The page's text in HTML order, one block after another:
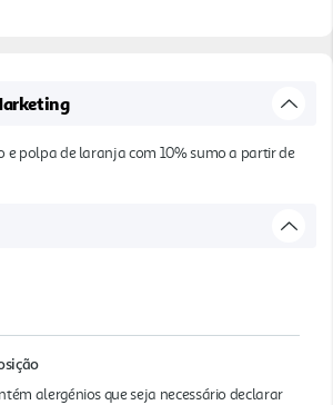
e polpa de laranja com 10% sumo a partir de
alergénios que seja necessário declarar